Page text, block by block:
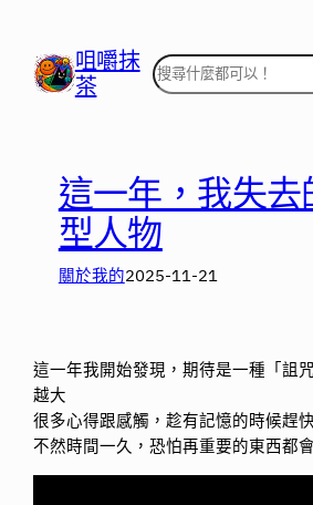
咀嚼抹
茶
搜
尋
這一年，我失去
型人物
關於我的2025-11-21
這一年我開始發現，期待是一種「詛
越大
很多心得跟感觸，趁有記憶的時候趕
不然時間一久，恐怕再重要的東西都